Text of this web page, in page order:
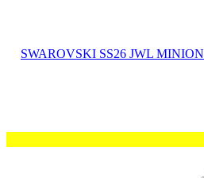
SWAROVSKI SS26 JWL